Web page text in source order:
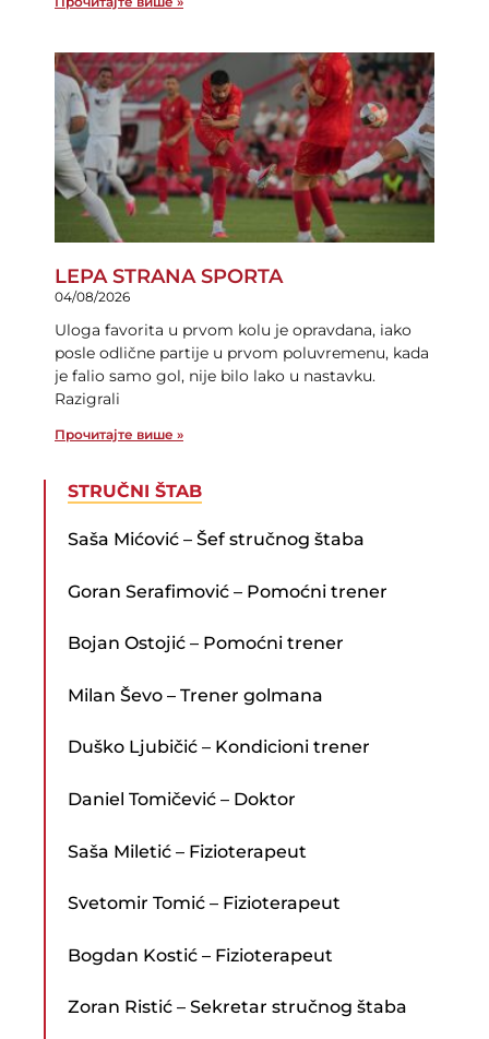
LEPA STRANA SPORTA
04/08/2026
Uloga favorita u prvom kolu je opravdana, iako
posle odlične partije u prvom poluvremenu, kada
je falio samo gol, nije bilo lako u nastavku.
Razigrali
Прочитајте више »
STRUČNI ŠTAB
Saša Mićović – Šef stručnog štaba
Goran Serafimović – Pomoćni trener
Bojan Ostojić – Pomoćni trener
Milan Ševo – Trener golmana
Duško Ljubičić – Kondicioni trener
Daniel Tomičević – Doktor
Saša Miletić – Fizioterapeut
Svetomir Tomić – Fizioterapeut
Bogdan Kostić – Fizioterapeut
Zoran Ristić – Sekretar stručnog štaba